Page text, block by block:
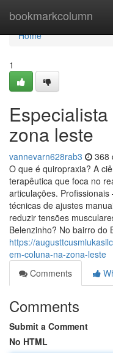
bookmarkcolumn
Home
Home
1
zona leste
vannevarn628rab3 368
O que é quiropraxia? A
terapêutica que foca no
articulações.
técnicas de ajustes
reduzir tensões
Belenzinho? No bairro do
https://
em-coluna-na-zona-leste
Comments
Comments
Submit a Comment
No HTML